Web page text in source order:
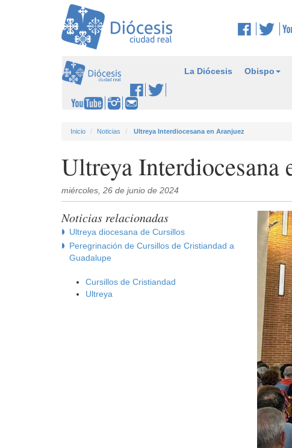
La Diócesis Obispo
Inicio Noticias Ultreya Interdiocesana en Aranjuez
Ultreya Interdiocesana
miércoles, 26 de junio de 2024
Noticias relacionadas
Ultreya diocesana de Cursillos
Peregrinación de Cursillos de Cristiandad a
Guadalupe
Cursillos de Cristiandad
Ultreya